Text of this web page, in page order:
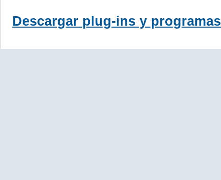
Descargar plug-ins y